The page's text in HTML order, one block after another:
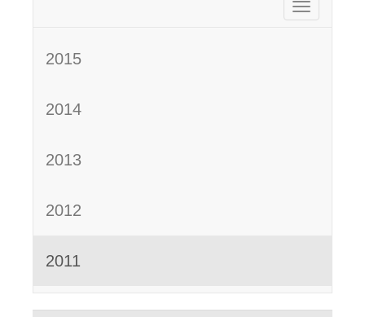
Activar
2015
2014
2013
2012
2011